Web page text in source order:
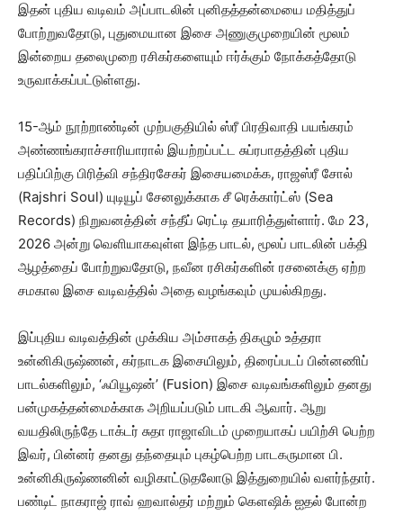
இதன் புதிய வடிவம் அப்பாடலின் புனிதத்தன்மையை மதித்துப்
போற்றுவதோடு, புதுமையான இசை அணுகுமுறையின் மூலம்
இன்றைய தலைமுறை ரசிகர்களையும் ஈர்க்கும் நோக்கத்தோடு
உருவாக்கப்பட்டுள்ளது.
15-ஆம் நூற்றாண்டின் முற்பகுதியில் ஸ்ரீ பிரதிவாதி பயங்கரம்
அண்ணங்கராச்சாரியாரால் இயற்றப்பட்ட சுப்ரபாதத்தின் புதிய
பதிப்பிற்கு பிரித்வி சந்திரசேகர் இசையமைக்க, ராஜஸ்ரீ சோல்
(Rajshri Soul) யுடியூப் சேனலுக்காக சீ ரெக்கார்ட்ஸ் (Sea
Records) நிறுவனத்தின் சந்தீப் ரெட்டி தயாரித்துள்ளார். மே 23,
2026 அன்று வெளியாகவுள்ள இந்த பாடல், மூலப் பாடலின் பக்தி
ஆழத்தைப் போற்றுவதோடு, நவீன ரசிகர்களின் ரசனைக்கு ஏற்ற
சமகால இசை வடிவத்தில் அதை வழங்கவும் முயல்கிறது.
இப்புதிய வடிவத்தின் முக்கிய அம்சாகத் திகழும் உத்தரா
உன்னிகிருஷ்ணன், கர்நாடக இசையிலும், திரைப்படப் பின்னணிப்
பாடல்களிலும், ‘ஃபியூஷன்’ (Fusion) இசை வடிவங்களிலும் தனது
பன்முகத்தன்மைக்காக அறியப்படும் பாடகி ஆவார். ஆறு
வயதிலிருந்தே டாக்டர் சுதா ராஜாவிடம் முறையாகப் பயிற்சி பெற்ற
இவர், பின்னர் தனது தந்தையும் புகழ்பெற்ற பாடகருமான பி.
உன்னிகிருஷ்ணனின் வழிகாட்டுதலோடு இத்துறையில் வளர்ந்தார்.
பண்டிட் நாகராஜ் ராவ் ஹவால்தர் மற்றும் கௌஷிக் ஐதல் போன்ற